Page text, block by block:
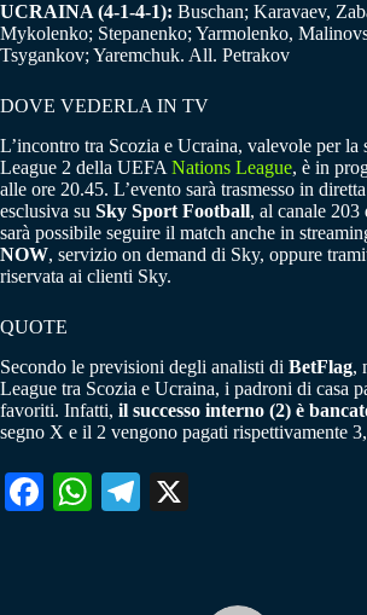
UCRAINA (4-1-4-1): Buschan; Karavaev,
Mykolenko; Stepanenko; Yarmolenko,
Tsygankov; Yaremchuk. All. Petrakov
DOVE VEDERLA IN TV
L’incontro tra Scozia e Ucraina, valevole per la
League 2 della UEFA Nations League, è in
alle ore 20.45. L’evento sarà trasmesso in
esclusiva su Sky Sport Football, al canale 203
sarà possibile seguire il match anche in
NOW, servizio on demand di Sky, oppure
riservata ai clienti Sky.
QUOTE
Secondo le previsioni degli analisti di BetFlag,
League tra Scozia e Ucraina, i padroni di casa
favoriti. Infatti, il successo interno (2) è
segno X e il 2 vengono pagati rispettivamente
Fa W
Te